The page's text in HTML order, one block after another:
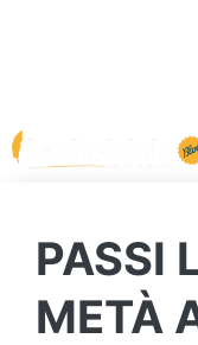
Vai
al
PASSI
METÀ